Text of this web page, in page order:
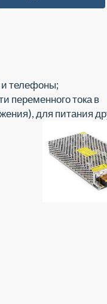
телефоны;
переменного тока в
для питания